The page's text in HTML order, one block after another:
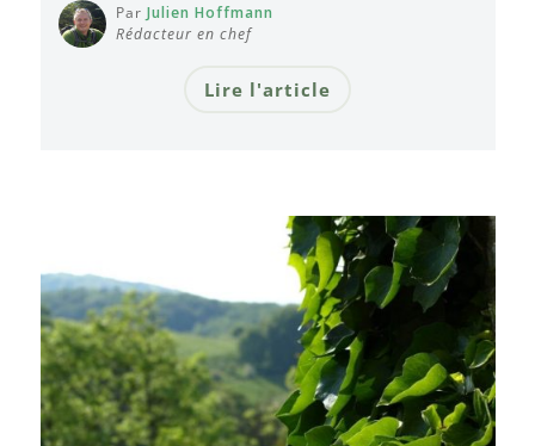
Par Julien Hoffmann
Rédacteur en chef
Lire l'article